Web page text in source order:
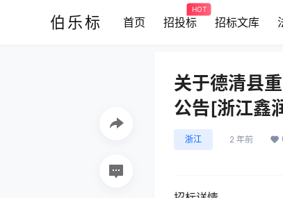
伯乐标 首页 招投标
HOT
招标文库
关于德清县
公告[浙江鑫
浙江 2 年前